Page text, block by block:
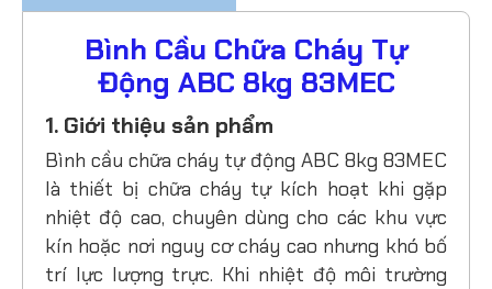
Bình Cầu Chữa Cháy Tự
Động ABC 8kg 83MEC
1. Giới thiệu sản phẩm
Bình cầu chữa cháy tự động ABC 8kg 83MEC
là thiết bị chữa cháy tự kích hoạt khi gặp
nhiệt độ cao, chuyên dùng cho các khu vực
kín hoặc nơi nguy cơ cháy cao nhưng khó bố
trí lực lượng trực. Khi nhiệt độ môi trường